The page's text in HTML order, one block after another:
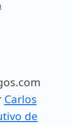
Carlos
de